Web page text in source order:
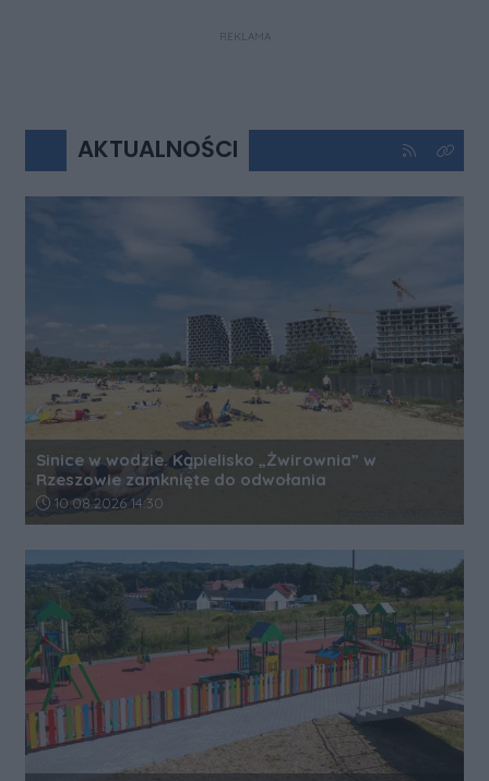
REKLAMA
AKTUALNOŚCI Kliknij aby
Kliknij
Sinice w wodzie. Kąpielisko „Żwirownia” w
Rzeszowie zamknięte do odwołania
Data dodania artykułu:
10.08.2026 14:30